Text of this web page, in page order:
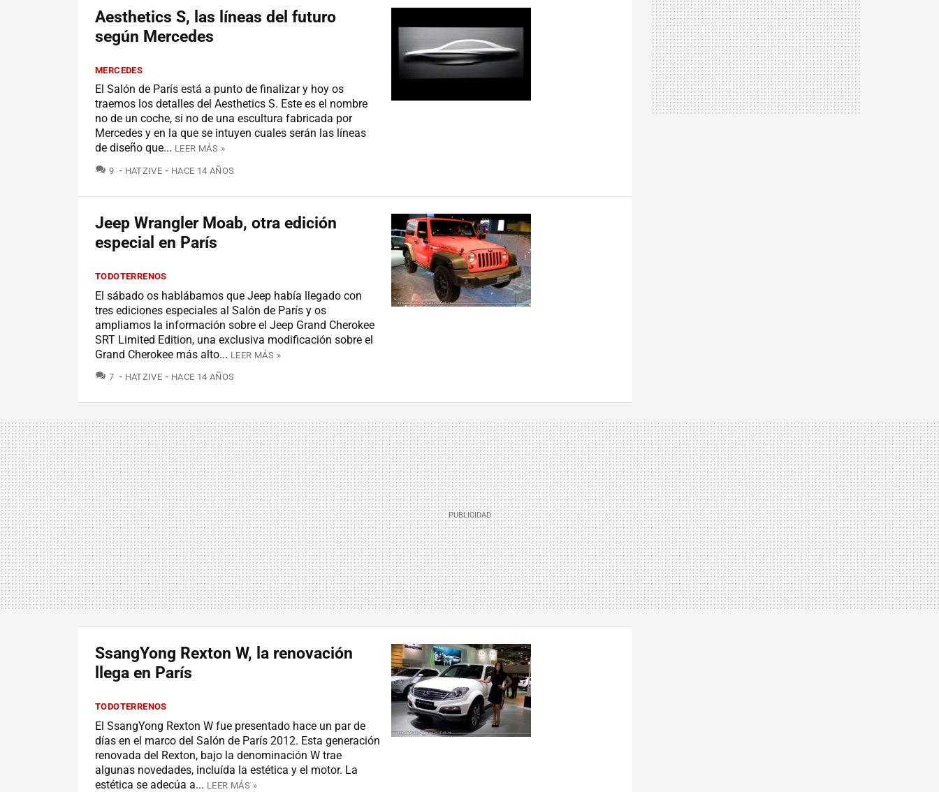
Aesthetics S, las líneas del futuro
según Mercedes
MERCEDES
El Salón de París está a punto de finalizar y hoy os
traemos los detalles del Aesthetics S. Este es el nombre
no de un coche, si no de una escultura fabricada por
Mercedes y en la que se intuyen cuales serán las líneas
de diseño que... LEER MÁS »
9 COMENTARIOS
HATZIVE HACE 14 AÑOS
Jeep Wrangler Moab, otra edición
especial en París
TODOTERRENOS
El sábado os hablábamos que Jeep había llegado con
tres ediciones especiales al Salón de París y os
ampliamos la información sobre el Jeep Grand Cherokee
SRT Limited Edition, una exclusiva modificación sobre el
Grand Cherokee más alto... LEER MÁS »
7 COMENTARIOS
HATZIVE HACE 14 AÑOS
SsangYong Rexton W, la renovación
llega en París
TODOTERRENOS
El SsangYong Rexton W fue presentado hace un par de
días en el marco del Salón de París 2012. Esta generación
renovada del Rexton, bajo la denominación W trae
algunas novedades, incluída la estética y el motor. La
estética se adecúa a... LEER MÁS »